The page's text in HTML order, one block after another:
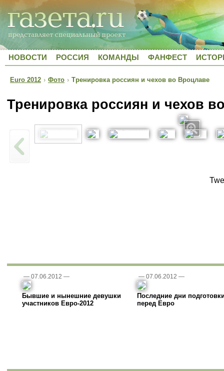
НОВОСТИ РОССИЯ КОМАНДЫ ФАНФЕСТ
Euro 2012 › Фото › Тренировка россиян и чехов во Вроцлаве
Тренировка россиян и чехов
— 07.06.2012 —
Бывшие и нынешние девушки
участников Евро-2012
— 07.06.2012 —
Последние дни
перед Евро